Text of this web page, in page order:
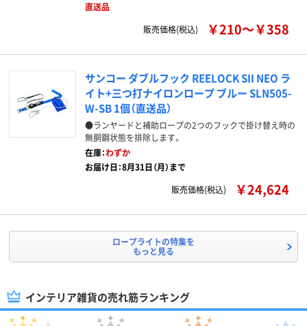
直送品
販売価格(税込)
￥210～￥358
サンコー ダブルフック REELOCK SII NEO ラ
イト+三つ打ナイロンロープ ブルー SLN505-
W-SB 1個（直送品）
●ランヤードと補助ロープの2つのフックで掛け替え時の
無胴鋼状態を排除します。
在庫：わずか
お届け日：8月31日（月）まで
販売価格(税込)
￥24,624
ロープライトの特集を
もっと見る
インテリア雑貨の売れ筋ランキング